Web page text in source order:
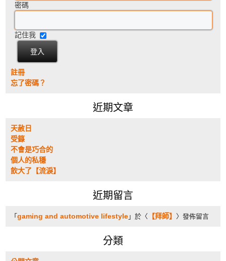
密碼
記住我
註冊
忘了密碼？
近期文章
天赦日
受籙
不會是巧合的
個人的私穩
飲大了【流淚】
近期留言
「gaming and automotive lifestyle 」於〈 【拜師】 〉發佈留言
分類